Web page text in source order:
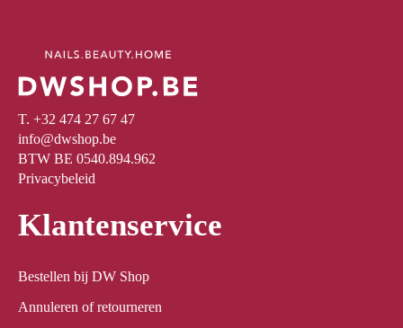
T. +32 474 27 67 47
info@dwshop.be
BTW BE 0540.894.962
Privacybeleid
Klantenservice
Bestellen bij DW Shop
Annuleren of retourneren